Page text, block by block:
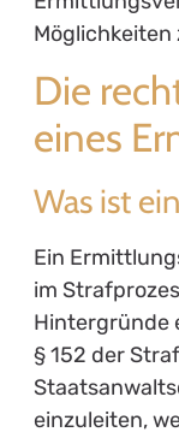
Möglichkeiten
Die
eines
Was ist
Ein
im
Hintergründe
§ 152 der
einzuleiten,